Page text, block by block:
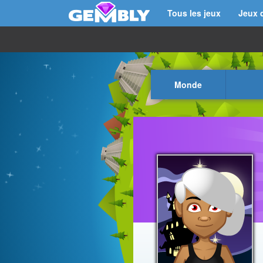
Tous les jeux Jeux
Monde